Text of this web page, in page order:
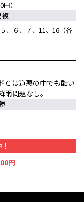
）
複
、６、７、11、16（各
Ｃは道悪の中でも酷い
問題なし。
円